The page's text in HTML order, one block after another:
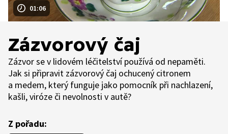
01:06
Zázvorový čaj
Zázvor se v lidovém léčitelství používá od nepaměti.
Jak si připravit zázvorový čaj ochucený citronem
a medem, který funguje jako pomocník při nachlazení,
kašli, viróze či nevolnosti v autě?
Z pořadu: